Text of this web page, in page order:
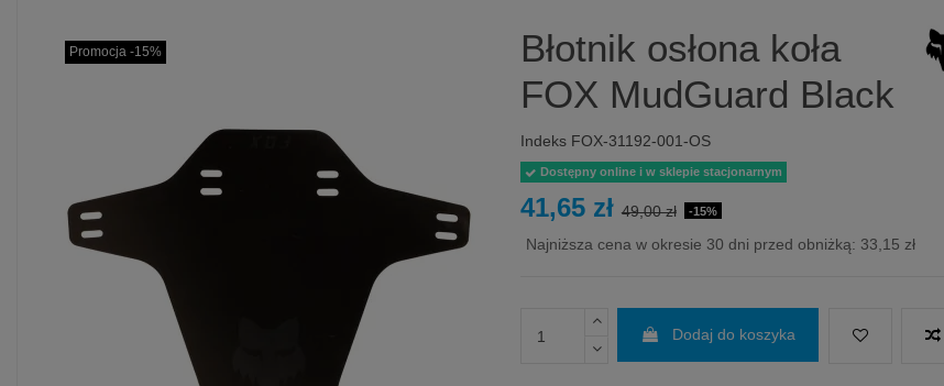
Promocja -15%
Błotnik osłona koła
FOX MudGuard Black
Indeks FOX-31192-001-OS
Dostępny online i w sklepie stacjonarnym
41,65 zł 49,00 zł -15%
Najniższa cena w okresie 30 dni przed obniżką: 33,15 zł
Dodaj do koszyka